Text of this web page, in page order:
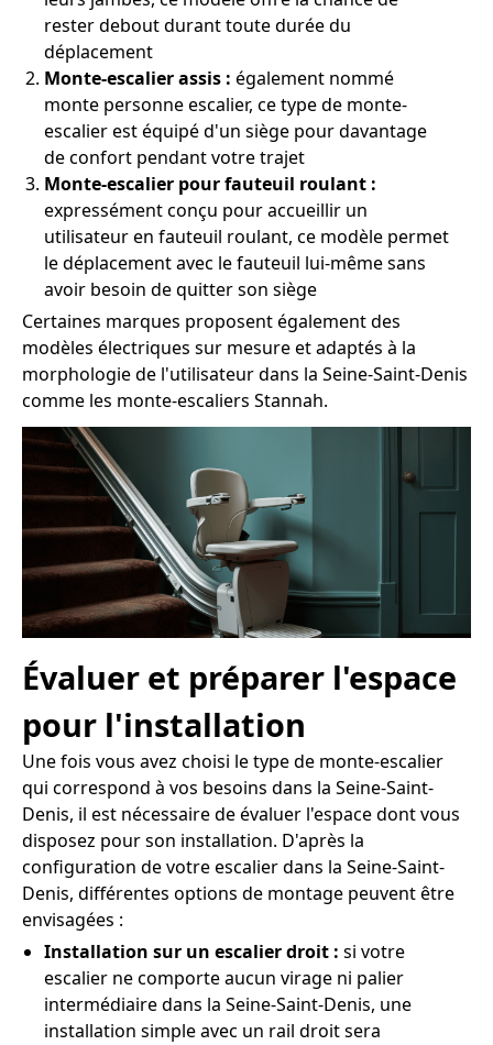
rester debout durant toute durée du
déplacement
Monte-escalier assis : également nommé
monte personne escalier, ce type de monte-
escalier est équipé d'un siège pour davantage
de confort pendant votre trajet
Monte-escalier pour fauteuil roulant :
expressément conçu pour accueillir un
utilisateur en fauteuil roulant, ce modèle permet
le déplacement avec le fauteuil lui-même sans
avoir besoin de quitter son siège
Certaines marques proposent également des
modèles électriques sur mesure et adaptés à la
morphologie de l'utilisateur dans la Seine-Saint-Denis
comme les monte-escaliers Stannah.
Évaluer et préparer l'espace
pour l'installation
Une fois vous avez choisi le type de monte-escalier
qui correspond à vos besoins dans la Seine-Saint-
Denis, il est nécessaire de évaluer l'espace dont vous
disposez pour son installation. D'après la
configuration de votre escalier dans la Seine-Saint-
Denis, différentes options de montage peuvent être
envisagées :
Installation sur un escalier droit : si votre
escalier ne comporte aucun virage ni palier
intermédiaire dans la Seine-Saint-Denis, une
installation simple avec un rail droit sera